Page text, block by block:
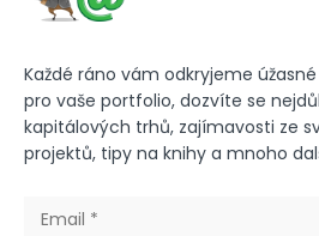
Každé ráno vám odkryjeme
pro vaše portfolio, dozvíte se
kapitálových trhů, zajímavosti ze
projektů, tipy na knihy a mnoho